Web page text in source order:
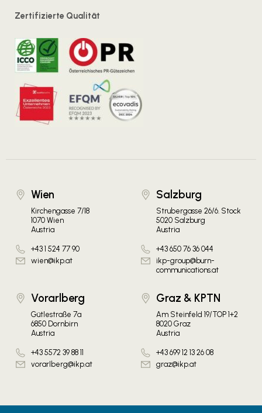
Zertifizierte Qualität
Wien
Kirchengasse 7/18
1070 Wien
Austria
+43 1 524 77 90
wien@ikp.at
Salzburg
Strubergasse 26/6. Stock
5020 Salzburg
Austria
+43 650 76 36 044
ikp-group@burn-
communications.at
Vorarlberg
Gütlestraße 7a
6850 Dornbirn
Austria
+43 5572 39 88 11
vorarlberg@ikp.at
Graz & KPTN
Am Steinfeld 19/TOP 1+2
8020 Graz
Austria
+43 699 12 13 26 08
graz@ikp.at